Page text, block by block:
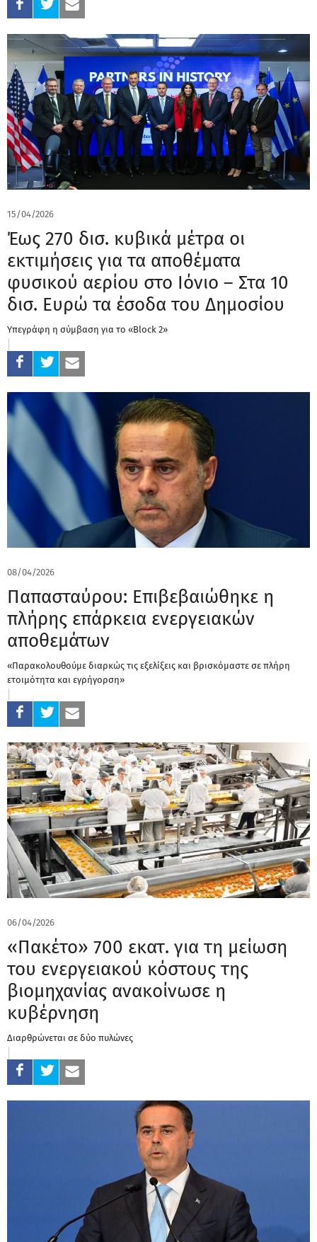
15/04/2026
Έως 270 δισ. κυβικά μέτρα οι
εκτιμήσεις για τα αποθέματα
φυσικού αερίου στο Ιόνιο – Στα 10
δισ. Ευρώ τα έσοδα του Δημοσίου
Υπεγράφη η σύμβαση για το «Block 2»
08/04/2026
Παπασταύρου: Επιβεβαιώθηκε η
πλήρης επάρκεια ενεργειακών
αποθεμάτων
«Παρακολουθούμε διαρκώς τις εξελίξεις και βρισκόμαστε σε πλήρη
ετοιμότητα και εγρήγορση»
06/04/2026
«Πακέτο» 700 εκατ. για τη μείωση
του ενεργειακού κόστους της
βιομηχανίας ανακοίνωσε η
κυβέρνηση
Διαρθρώνεται σε δύο πυλώνες